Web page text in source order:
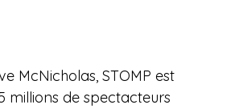
McNicholas, STOMP est
millions de spectacteurs